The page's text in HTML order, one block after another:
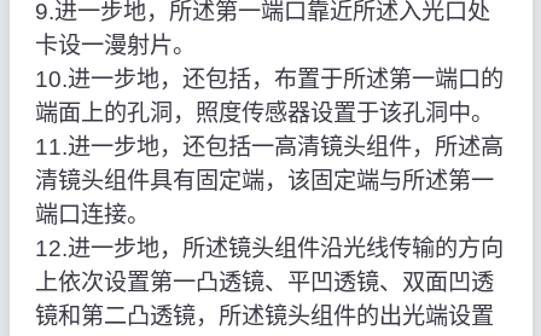
9.进一步地，所述第一端口靠近所述入光口处
卡设一漫射片。
10.进一步地，还包括，布置于所述第一端口的
端面上的孔洞，照度传感器设置于该孔洞中。
11.进一步地，还包括一高清镜头组件，所述高
清镜头组件具有固定端，该固定端与所述第一
端口连接。
12.进一步地，所述镜头组件沿光线传输的方向
上依次设置第一凸透镜、平凹透镜、双面凹透
镜和第二凸透镜，所述镜头组件的出光端设置